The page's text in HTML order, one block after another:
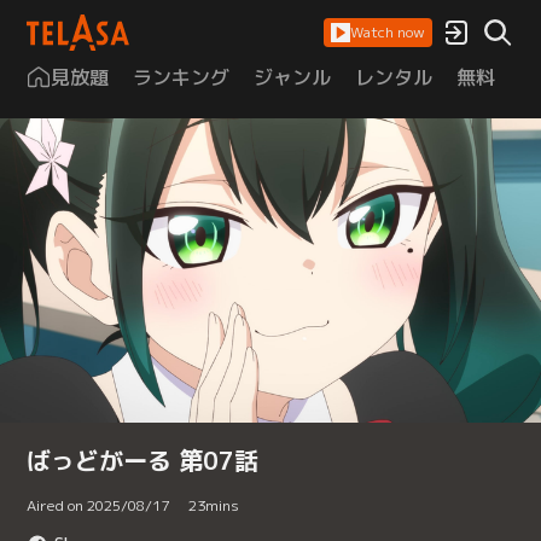
Watch now
見放題 ランキング ジャンル レンタル 無料
ばっどがーる 第07話
Aired on 2025/08/17 23mins